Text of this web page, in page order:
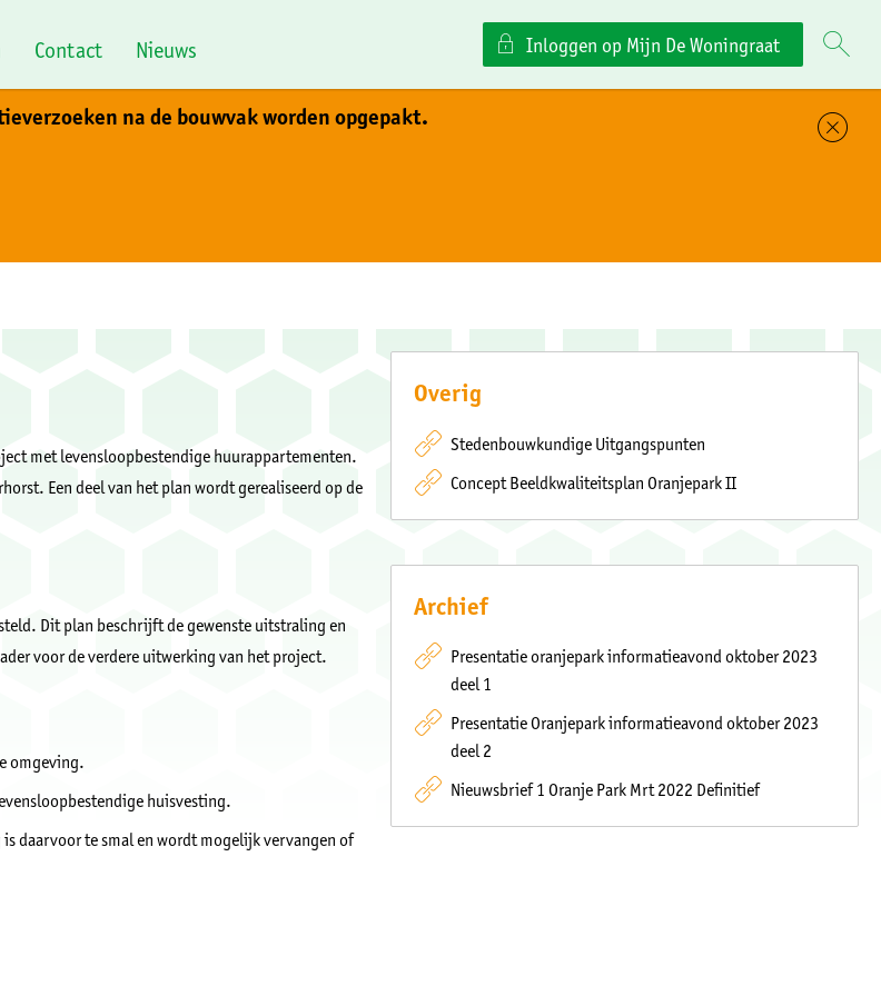
Contact Nieuws Inloggen op Mijn De Woningraat
na de bouwvak worden opgepakt.
met levensloopbestendige huurappartementen.
Een deel van het plan wordt gerealiseerd op de
Dit plan beschrijft de gewenste uitstraling en
voor de verdere uitwerking van het project.
omgeving.
huisvesting.
daarvoor te smal en wordt mogelijk vervangen of
Overig
Stedenbouwkundige Uitgangspunten
Concept Beeldkwaliteitsplan Oranjepark II
Archief
Presentatie oranjepark informatieavond oktober 2023
deel 1
Presentatie Oranjepark informatieavond oktober 2023
deel 2
Nieuwsbrief 1 Oranje Park Mrt 2022 Definitief